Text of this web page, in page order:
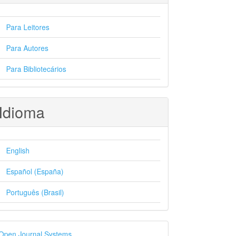
Para Leitores
Para Autores
Para Bibliotecários
English
Español (España)
Português (Brasil)
Journal Systems